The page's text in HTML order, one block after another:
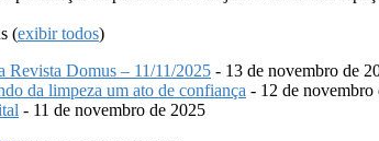
(exibir todos)
Revista Domus – 11/11/2025 - 13 de novembro de
da limpeza um ato de confiança - 12 de novembro
- 11 de novembro de 2025